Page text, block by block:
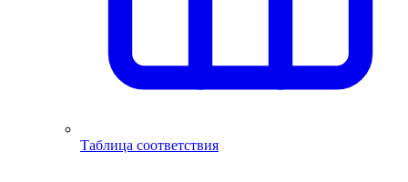
Таблица соответствия